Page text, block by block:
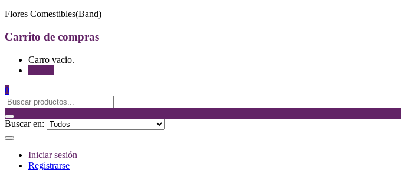
Flores Comestibles(Band)
Carrito de compras
Carro vacio.
0
Buscar en:
Iniciar sesión
Registrarse